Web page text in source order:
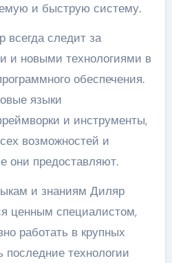
и быструю систему.
всегда следит за
и новыми технологиями в
обеспечения.
языки
и инструменты,
возможностей и
они предоставляют.
и знаниям Диляр
ценным специалистом,
работать в крупных
последние технологии